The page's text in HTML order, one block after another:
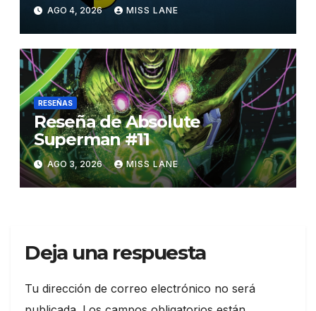
AGO 4, 2026 MISS LANE
RESEÑAS
Reseña de Absolute
Superman #11
AGO 3, 2026 MISS LANE
Deja una respuesta
Tu dirección de correo electrónico no será